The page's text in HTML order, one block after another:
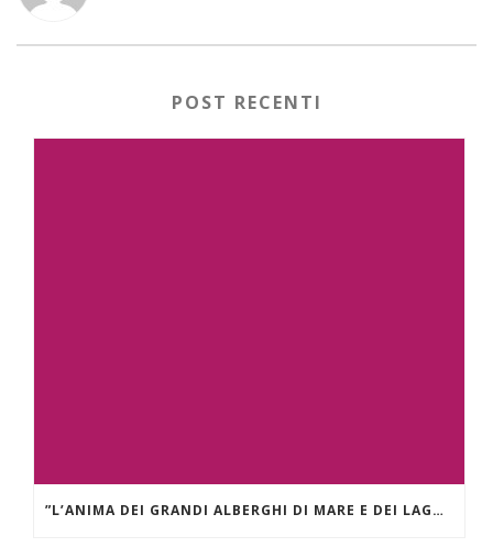
POST RECENTI
”L’ANIMA DEI GRANDI ALBERGHI DI MARE E DEI LAGHI.” GRAND HÔTEL DES ILES BORROMÉES